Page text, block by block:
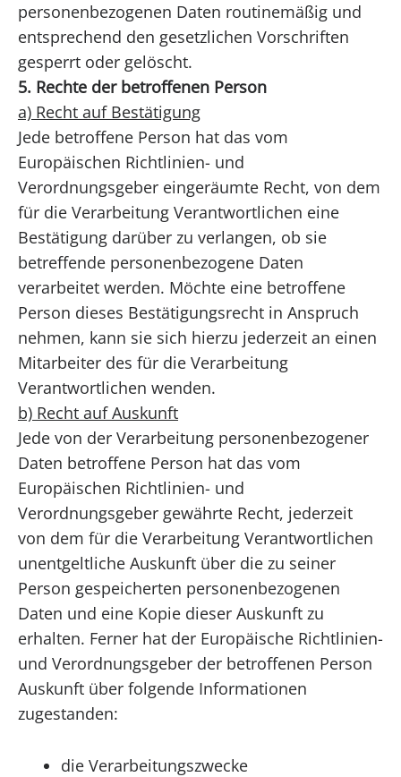
personenbezogenen Daten routinemäßig und
entsprechend den gesetzlichen Vorschriften
gesperrt oder gelöscht.
5. Rechte der betroffenen Person
a) Recht auf Bestätigung
Jede betroffene Person hat das vom
Europäischen Richtlinien- und
Verordnungsgeber eingeräumte Recht, von dem
für die Verarbeitung Verantwortlichen eine
Bestätigung darüber zu verlangen, ob sie
betreffende personenbezogene Daten
verarbeitet werden. Möchte eine betroffene
Person dieses Bestätigungsrecht in Anspruch
nehmen, kann sie sich hierzu jederzeit an einen
Mitarbeiter des für die Verarbeitung
Verantwortlichen wenden.
b) Recht auf Auskunft
Jede von der Verarbeitung personenbezogener
Daten betroffene Person hat das vom
Europäischen Richtlinien- und
Verordnungsgeber gewährte Recht, jederzeit
von dem für die Verarbeitung Verantwortlichen
unentgeltliche Auskunft über die zu seiner
Person gespeicherten personenbezogenen
Daten und eine Kopie dieser Auskunft zu
erhalten. Ferner hat der Europäische Richtlinien-
und Verordnungsgeber der betroffenen Person
Auskunft über folgende Informationen
zugestanden:
die Verarbeitungszwecke